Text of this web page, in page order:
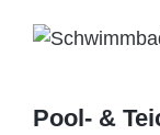
Pool- &